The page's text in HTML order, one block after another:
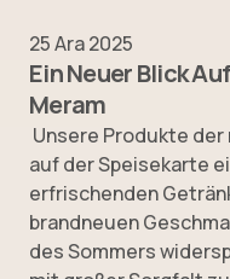
25 Ara 2025
Ein Neuer Blick
Meram
Unsere Produkte der
auf der Speisekarte
erfrischenden
brandneuen
des Sommers